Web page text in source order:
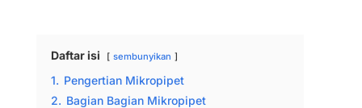
Daftar isi sembunyikan
1. Pengertian Mikropipet
2. Bagian Bagian Mikropipet